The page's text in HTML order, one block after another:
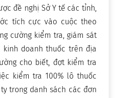
đề nghị Sở Y tế các tỉnh,
tích cực vào cuộc theo
cường kiểm tra, giám sát
kinh doanh thuốc trên địa
cho biết, đợt kiểm tra
kiểm tra 100% lô thuốc
trong danh sách các đơn